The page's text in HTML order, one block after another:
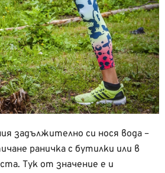
задължително си нося вода –
раничка с бутилки или в
Тук от значение е и